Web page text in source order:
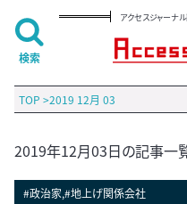
アクセスジャーナ
TOP >2019 12月 03
2019年12月03日の記事一
#政治家,#地上げ関係会社
検索